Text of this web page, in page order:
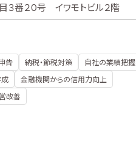
３番２０号 イワモトビル２階
告 納税・節税対策
自社の業績把握
金融機関からの信用力向上
改善